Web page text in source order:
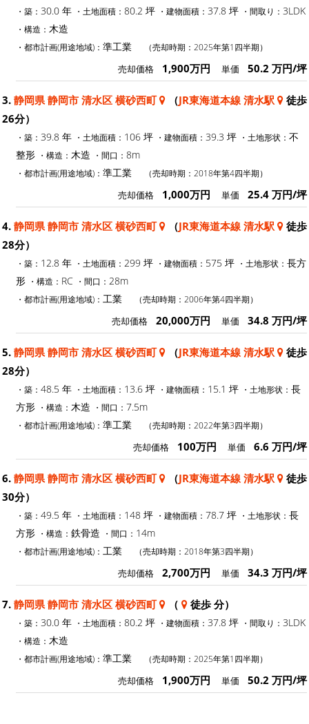
・築： 30.0 年 ・土地面積： 80.2 坪 ・建物面積： 37.8 坪 ・間取り： 3LDK
・構造： 木造
・都市計画(用途地域)： 準工業 （売却時期：2025年第1四半期）
売却価格 1,900万円 単価 50.2 万円/坪
3. 静岡県 静岡市 清水区 横砂西町 （JR東海道本線 清水駅
徒歩
26分）
・築： 39.8 年 ・土地面積： 106 坪 ・建物面積： 39.3 坪 ・土地形状： 不
整形 ・構造： 木造 ・間口： 8m
・都市計画(用途地域)： 準工業 （売却時期：2018年第4四半期）
売却価格 1,000万円 単価 25.4 万円/坪
4. 静岡県 静岡市 清水区 横砂西町 （JR東海道本線 清水駅
徒歩
28分）
・築： 12.8 年 ・土地面積： 299 坪 ・建物面積： 575 坪 ・土地形状： 長方
形 ・構造： RC ・間口： 28m
・都市計画(用途地域)： 工業 （売却時期：2006年第4四半期）
売却価格 20,000万円 単価 34.8 万円/坪
5. 静岡県 静岡市 清水区 横砂西町 （JR東海道本線 清水駅
徒歩
28分）
・築： 48.5 年 ・土地面積： 13.6 坪 ・建物面積： 15.1 坪 ・土地形状： 長
方形 ・構造： 木造 ・間口： 7.5m
・都市計画(用途地域)： 準工業 （売却時期：2022年第3四半期）
売却価格 100万円 単価 6.6 万円/坪
6. 静岡県 静岡市 清水区 横砂西町 （JR東海道本線 清水駅
徒歩
30分）
・築： 49.5 年 ・土地面積： 148 坪 ・建物面積： 78.7 坪 ・土地形状： 長
方形 ・構造： 鉄骨造 ・間口： 14m
・都市計画(用途地域)： 工業 （売却時期：2018年第3四半期）
売却価格 2,700万円 単価 34.3 万円/坪
7. 静岡県 静岡市 清水区 横砂西町 （ 徒歩 分）
・築： 30.0 年 ・土地面積： 80.2 坪 ・建物面積： 37.8 坪 ・間取り： 3LDK
・構造： 木造
・都市計画(用途地域)： 準工業 （売却時期：2025年第1四半期）
売却価格 1,900万円 単価 50.2 万円/坪